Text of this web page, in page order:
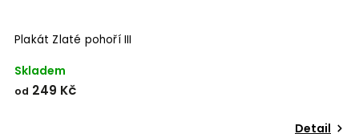
Plakát Zlaté pohoří III
Skladem
od 249 Kč
Detail